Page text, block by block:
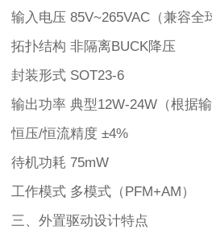
输入电压 85V~265VAC（兼容全
拓扑结构 非隔离BUCK降压
封装形式 SOT23-6
输出功率 典型12W-24W（根据
恒压/恒流精度 ±4%
待机功耗 75mW
工作模式 多模式（PFM+AM）
三、外置驱动设计特点